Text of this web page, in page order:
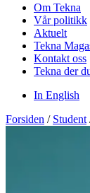
Om Tekna
Vår politikk
Aktuelt
Tekna
Kontakt oss
Tekna der
In English
Forsiden / Student